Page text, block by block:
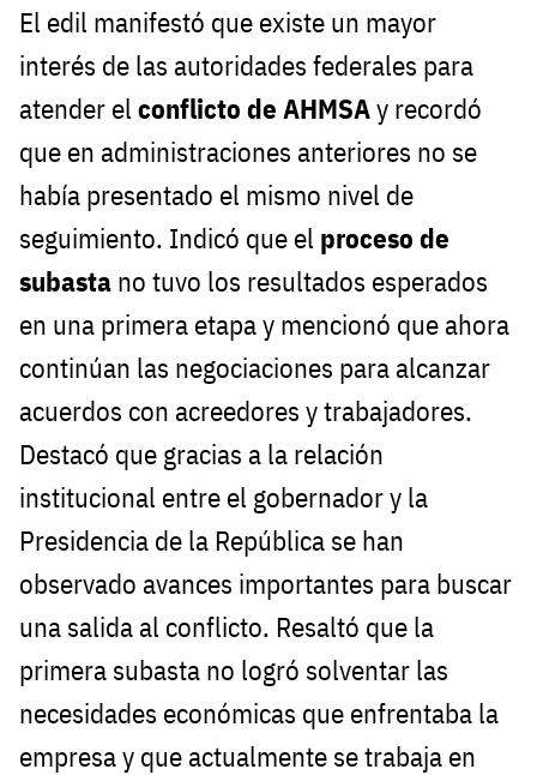
El edil manifestó que existe un mayor
interés de las autoridades federales para
atender el conflicto de AHMSAy recordó
que en administraciones anteriores no se
había presentado el mismo nivel de
seguimiento. Indicó que el proceso de
subasta no tuvo los resultados esperados
en una primera etapa y mencionó que ahora
continúan las negociaciones para alcanzar
acuerdos con acreedores y trabajadores.
Destacó que gracias a la relación
institucional entre el gobernador y la
Presidencia de la República se han
observado avances importantes para buscar
una salida al conflicto. Resaltó que la
primera subasta no logró solventar las
necesidades económicas que enfrentaba la
empresa y que actualmente se trabaja en